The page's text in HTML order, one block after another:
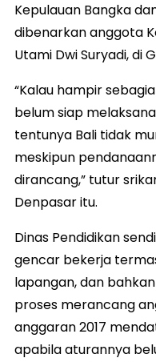
Kepulauan Bangka
dibenarkan anggota
Utami Dwi Suryadi, di
“Kalau hampir
belum siap
tentunya Bali tidak
meskipun
dirancang,” tutur
Denpasar itu.
Dinas Pendidikan
gencar bekerja
lapangan, dan
proses merancang
anggaran 2017
apabila aturannya